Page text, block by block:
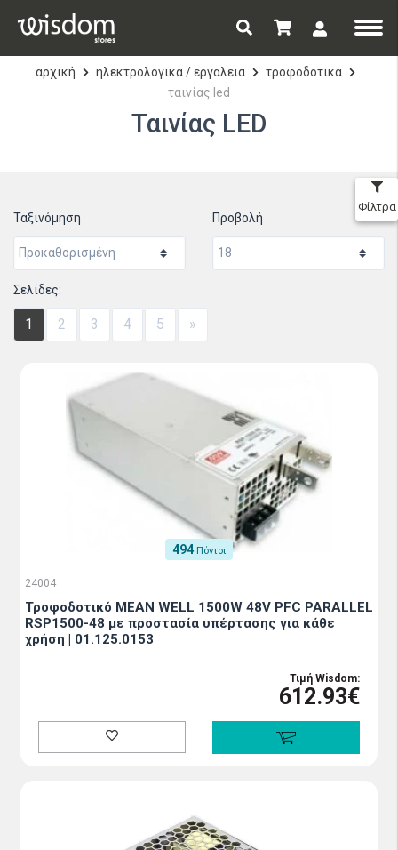
αρχική ηλεκτρολογικα / εργαλεια
τροφοδοτικα
ταινίας led
Ταινίας LED
Ταξινόμηση Προβολή
Σελίδες:
1 2 3 4 5 »
Φίλτρα
494 Πόντοι
24004
Τροφοδοτικό MEAN WELL 1500W 48V PFC PARALLEL
RSP1500-48 με προστασία υπέρτασης για κάθε
χρήση | 01.125.0153
Τιμή Wisdom:
612.93€